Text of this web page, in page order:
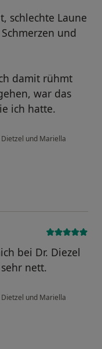
schlechte Laune
und
damit rühmt
war das
ich hatte.
und Mariella
bei Dr. Diezel
nett.
und Mariella